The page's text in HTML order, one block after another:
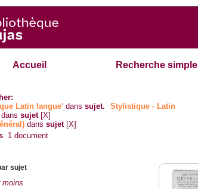
Accueil Recherche simple
Latin langue' danssujet.
Stylistique - Latin
danssujet [X]
danssujet [X]
1 document
sujet
moins